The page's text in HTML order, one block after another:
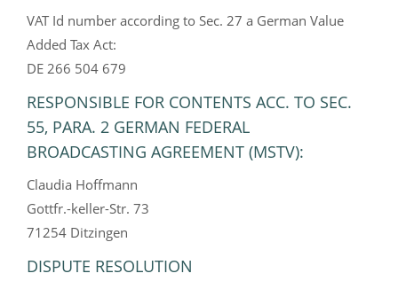
VAT Id number according to Sec. 27 a German Value
Added Tax Act:
DE 266 504 679
RESPONSIBLE FOR CONTENTS ACC. TO SEC.
55, PARA. 2 GERMAN FEDERAL
BROADCASTING AGREEMENT (MSTV):
Claudia Hoffmann
Gottfr.-keller-Str. 73
71254 Ditzingen
DISPUTE RESOLUTION